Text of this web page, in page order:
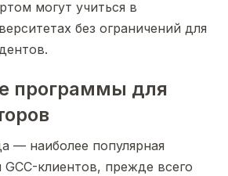
могут учиться в
без ограничений для
программы для
— наиболее популярная
клиентов, прежде всего